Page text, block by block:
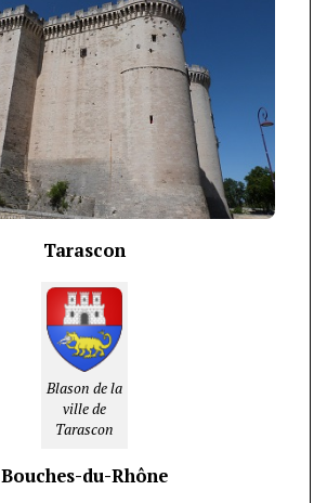
Tarascon
Blason de la
ville de
Tarascon
Bouches-du-Rhône